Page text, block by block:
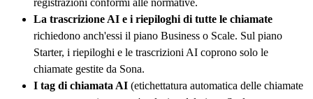
La trascrizione AI e i riepiloghi di tutte le chiamate
richiedono anch'essi il piano Business o Scale. Sul piano
Starter, i riepiloghi e le trascrizioni AI coprono solo le
chiamate gestite da Sona.
I tag di chiamata AI (etichettatura automatica delle chiamate